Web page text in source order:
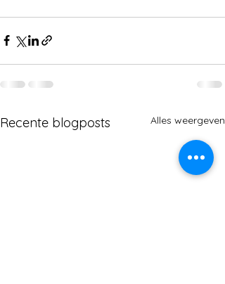
Recente blogposts Alles weergeven